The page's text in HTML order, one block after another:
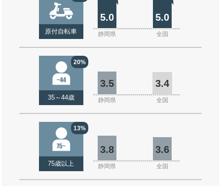
原付自転車
5.0 5.0
静岡県 全国
20%
35～44歳
3.5 3.4
静岡県 全国
13%
75歳以上
3.8 3.6
静岡県 全国